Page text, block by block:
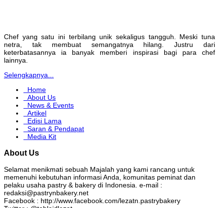
Chef yang satu ini terbilang unik sekaligus tangguh. Meski tuna
netra, tak membuat semangatnya hilang. Justru dari
keterbatasannya ia banyak memberi inspirasi bagi para chef
lainnya.
Selengkapnya...
Home
About Us
News & Events
Artikel
Edisi Lama
Saran & Pendapat
Media Kit
About Us
Selamat menikmati sebuah Majalah yang kami rancang untuk
memenuhi kebutuhan informasi Anda, komunitas peminat dan
pelaku usaha pastry & bakery di Indonesia. e-mail :
redaksi@pastrynbakery.net
Facebook : http://www.facebook.com/lezatn.pastrybakery